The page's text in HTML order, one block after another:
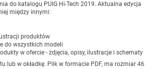
do katalogu PUIG Hi-Tech 2019. Aktualna edycja
między innymi:
produktów
do wszystkich modeli
w ofercie - zdjęcia, opisy, ilustracje i schematy
lub w okładkę. Plik w formacie PDF, ma rozmiar 46